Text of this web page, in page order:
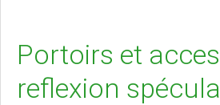
Portoirs et
reflexion